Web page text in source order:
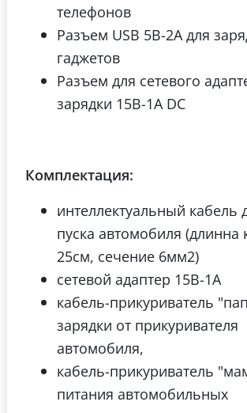
телефонов
Разъем USB 5В-2А для
гаджетов
Разъем для сетевого
зарядки 15В-1А DC
Комплектация:
интеллектуальный кабель
пуска автомобиля (длинна
25см, сечение 6мм2)
сетевой адаптер 15В-1A
кабель-прикуриватель
зарядки от прикуривателя
автомобиля,
кабель-прикуриватель
питания автомобильных